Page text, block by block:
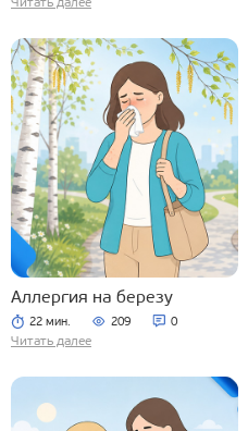
Читать далее
Аллергия на березу
22 мин. 209 0
Читать далее